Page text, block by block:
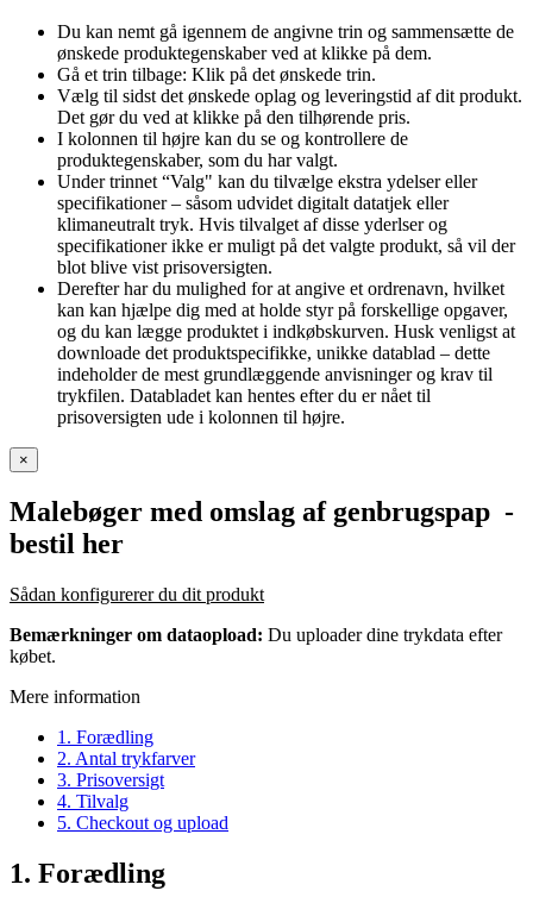
Du kan nemt gå igennem de angivne trin og sammensætte de
ønskede produktegenskaber ved at klikke på dem.
Gå et trin tilbage: Klik på det ønskede trin.
Vælg til sidst det ønskede oplag og leveringstid af dit produkt.
Det gør du ved at klikke på den tilhørende pris.
I kolonnen til højre kan du se og kontrollere de
produktegenskaber, som du har valgt.
Under trinnet “Valg" kan du tilvælge ekstra ydelser eller
specifikationer – såsom udvidet digitalt datatjek eller
klimaneutralt tryk. Hvis tilvalget af disse yderlser og
specifikationer ikke er muligt på det valgte produkt, så vil der
blot blive vist prisoversigten.
Derefter har du mulighed for at angive et ordrenavn, hvilket
kan kan hjælpe dig med at holde styr på forskellige opgaver,
og du kan lægge produktet i indkøbskurven. Husk venligst at
downloade det produktspecifikke, unikke datablad – dette
indeholder de mest grundlæggende anvisninger og krav til
trykfilen. Databladet kan hentes efter du er nået til
prisoversigten ude i kolonnen til højre.
×
Malebøger med omslag af genbrugspap -
bestil her
Sådan konfigurerer du dit produkt
Bemærkninger om dataopload: Du uploader dine trykdata efter
købet.
Mere information
1. Forædling
2. Antal trykfarver
3. Prisoversigt
4. Tilvalg
5. Checkout og upload
1. Forædling